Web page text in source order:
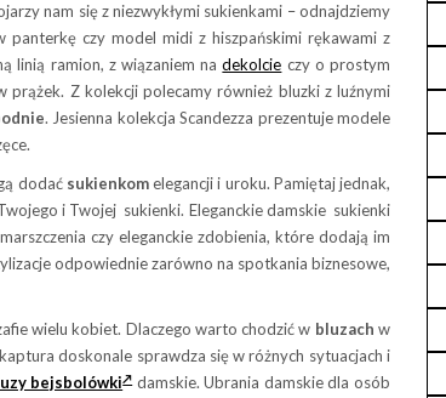
nam się z niezwykłymi sukienkami – odnajdziemy
czy model midi z hiszpańskimi rękawami z
linią ramion, z wiązaniem nadekolcie czy o prostym
prążek. Z kolekcji polecamy również bluzki z luźnymi
. Jesienna kolekcja Scandezza prezentuje modele
dodać sukienkomelegancji i uroku. Pamiętaj jednak,
i Twojej sukienki. Eleganckie damskie sukienki
czy eleganckie zdobienia, które dodają im
odpowiednie zarówno na spotkania biznesowe,
wielu kobiet. Dlaczego warto chodzić w bluzach w
doskonale sprawdza się w różnych sytuacjach i
bejsbolówki damskie. Ubrania damskie dla osób